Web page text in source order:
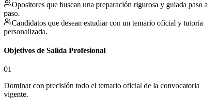
Opositores que buscan una preparación rigurosa y guiada paso a
paso.
Candidatos que desean estudiar con un temario oficial y tutoría
personalizada.
Objetivos de Salida Profesional
01
Dominar con precisión todo el temario oficial de la convocatoria
vigente.